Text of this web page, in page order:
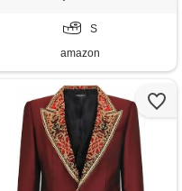
S
amazon